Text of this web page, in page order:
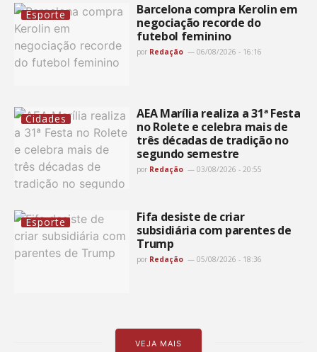
Esporte
Barcelona compra Kerolin em
negociação recorde do
futebol feminino
por Redação 06/08/2026 - 16:16
Cidades
AEA Marília realiza a 31ª Festa
no Rolete e celebra mais de
três décadas de tradição no
segundo semestre
por Redação 03/08/2026 - 20:55
Esporte
Fifa desiste de criar
subsidiária com parentes de
Trump
por Redação 05/08/2026 - 18:36
VEJA MAIS